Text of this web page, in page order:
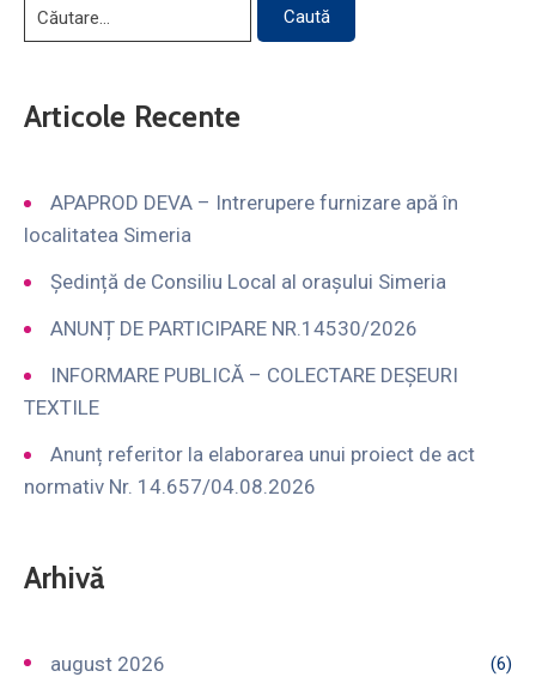
Articole Recente
APAPROD DEVA – Intrerupere furnizare apă în
localitatea Simeria
Ședință de Consiliu Local al orașului Simeria
ANUNȚ DE PARTICIPARE NR.14530/2026
INFORMARE PUBLICĂ – COLECTARE DEȘEURI
TEXTILE
Anunț referitor la elaborarea unui proiect de act
normativ Nr. 14.657/04.08.2026
Arhivă
august 2026 (6)